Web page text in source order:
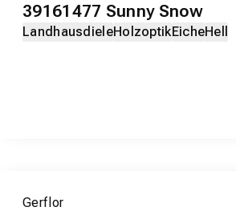
39161477 Sunny Snow
LandhausdieleHolzoptikEicheHell
Gerflor